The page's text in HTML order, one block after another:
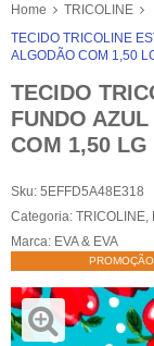
Home
TRICOLINE
TECIDO TRICOLINE
ALGODÃO COM 1,50
TECIDO
FUNDO
COM 1,50 LG
Sku: 5EFFD5A48E318
Categoria: TRICOLINE,
Marca: EVA & EVA
PROMOÇÃO